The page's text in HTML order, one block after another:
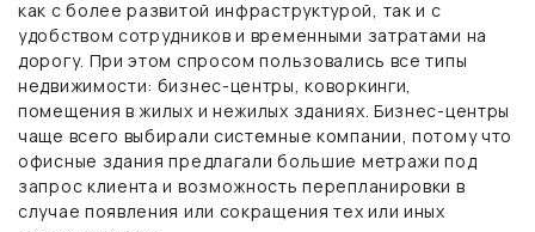
как с более развитой инфраструктурой, так и с
удобством сотрудников и временными затратами на
дорогу. При этом спросом пользовались все типы
недвижимости: бизнес-центры, коворкинги,
помещения в жилых и нежилых зданиях. Бизнес-центры
чаще всего выбирали системные компании, потому что
офисные здания предлагали большие метражи под
запрос клиента и возможность перепланировки в
случае появления или сокращения тех или иных